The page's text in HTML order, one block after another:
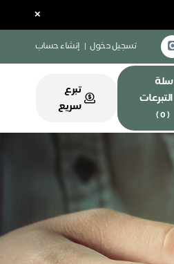
×
تسجيل دخول | إنشاء حساب
سلة
التبرعات
(
0
)
تبرع
سريع